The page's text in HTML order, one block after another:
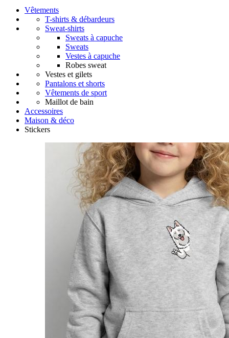
Vêtements
T-shirts & débardeurs
Sweat-shirts
Sweats à capuche
Sweats
Vestes à capuche
Robes sweat
Vestes et gilets
Pantalons et shorts
Vêtements de sport
Maillot de bain
Accessoires
Maison & déco
Stickers